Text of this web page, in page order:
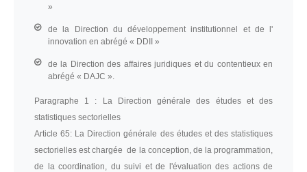
»
de la Direction du développement institutionnel et de l'
innovation en abrégé « DDII »
de la Direction des affaires juridiques et du contentieux en
abrégé « DAJC ».
Paragraphe 1 : La Direction générale des études et des
statistiques sectorielles
Article 65: La Direction générale des études et des statistiques
sectorielles est chargée de la conception, de la programmation,
de la coordination, du suivi et de l'évaluation des actions de